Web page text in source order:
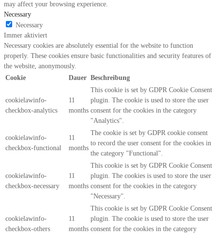
may affect your browsing experience.
Necessary
Necessary
Immer aktiviert
Necessary cookies are absolutely essential for the website to function
properly. These cookies ensure basic functionalities and security features of
the website, anonymously.
Cookie
Dauer Beschreibung
cookielawinfo-
checkbox-analytics
11
months
This cookie is set by GDPR Cookie Consent
plugin. The cookie is used to store the user
consent for the cookies in the category
"Analytics".
cookielawinfo-
checkbox-functional
11
months
The cookie is set by GDPR cookie consent
to record the user consent for the cookies in
the category "Functional".
cookielawinfo-
checkbox-necessary
11
months
This cookie is set by GDPR Cookie Consent
plugin. The cookies is used to store the user
consent for the cookies in the category
"Necessary".
cookielawinfo-
checkbox-others
11
months
This cookie is set by GDPR Cookie Consent
plugin. The cookie is used to store the user
consent for the cookies in the category